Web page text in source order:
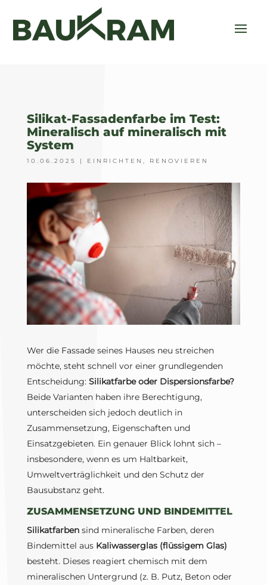
Silikat-Fassadenfarbe im Test:
Mineralisch auf mineralisch mit
System
10.06.2025 | EINRICHTEN , RENOVIEREN
Wer die Fassade seines Hauses neu streichen
möchte, steht schnell vor einer grundlegenden
Entscheidung: Silikatfarbe oder Dispersionsfarbe?
Beide Varianten haben ihre Berechtigung,
unterscheiden sich jedoch deutlich in
Zusammensetzung, Eigenschaften und
Einsatzgebieten. Ein genauer Blick lohnt sich –
insbesondere, wenn es um Haltbarkeit,
Umweltverträglichkeit und den Schutz der
Bausubstanz geht.
ZUSAMMENSETZUNG UND BINDEMITTEL
Silikatfarbensind mineralische Farben, deren
Bindemittel aus Kaliwasserglas (flüssigem Glas)
besteht. Dieses reagiert chemisch mit dem
mineralischen Untergrund (z. B. Putz, Beton oder